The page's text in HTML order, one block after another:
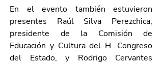
En el evento también estuvieron
presentes Raúl Silva Perezchica,
presidente de la Comisión de
Educación y Cultura del H. Congreso
del Estado, y Rodrigo Cervantes